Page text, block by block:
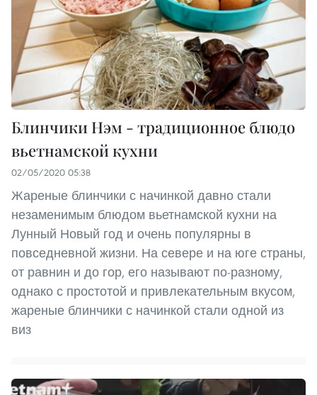
Блинчики Нэм - традиционное блюдо
вьетнамской кухни
02/05/2020 05:38
Жареные блинчики с начинкой давно стали
незаменимым блюдом вьетнамской кухни на
Лунный Новый год и очень популярны в
повседневной жизни. На севере и на юге страны,
от равнин и до гор, его называют по-разному,
однако с простотой и привлекательным вкусом,
жареные блинчики с начинкой стали одной из
виз